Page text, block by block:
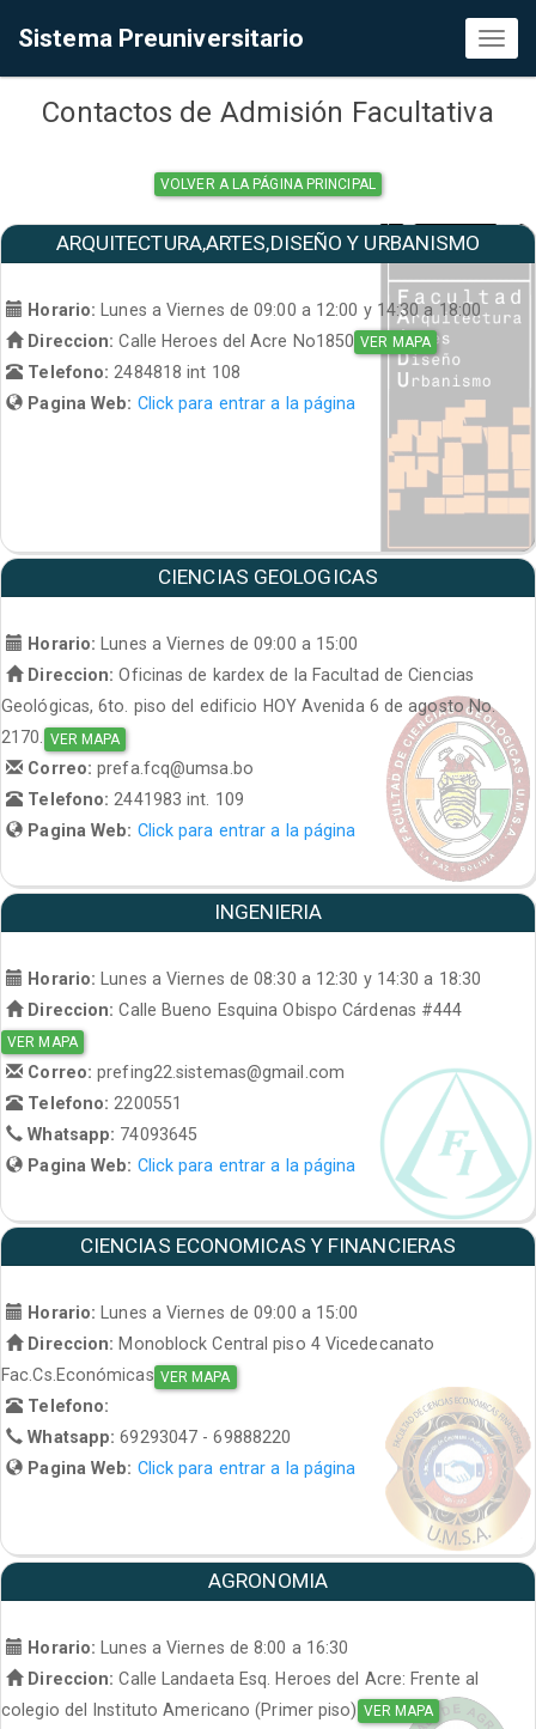
Sistema Preuniversitario
Contactos de Admisión Facultativa
VOLVER A LA PÁGINA PRINCIPAL
ARQUITECTURA,ARTES,DISEÑO Y URBANISMO
Horario:
Lunes a Viernes de 09:00 a 12:00 y 14:30 a 18:00
Direccion: Calle Heroes del Acre No1850 VER MAPA
Telefono: 2484818 int 108
Pagina Web: Click para entrar a la página
CIENCIAS GEOLOGICAS
Horario: Lunes a Viernes de 09:00 a 15:00
Direccion: Oficinas de kardex de la Facultad de Ciencias
Geológicas, 6to. piso del edificio HOY Avenida 6 de agosto No.
2170. VER MAPA
Correo:prefa.fcq@umsa.bo
Telefono:2441983 int. 109
Pagina Web: Click para entrar a la página
INGENIERIA
Horario:
Lunes a Viernes de 08:30 a 12:30 y 14:30 a 18:30
Direccion: Calle Bueno Esquina Obispo Cárdenas #444
VER MAPA
Correo:prefing22.sistemas@gmail.com
Telefono: 2200551
Whatsapp: 74093645
Pagina Web: Click para entrar a la página
CIENCIAS ECONOMICAS Y FINANCIERAS
Horario: Lunes a Viernes de 09:00 a 15:00
Direccion: Monoblock Central piso 4 Vicedecanato
Fac.Cs.Económicas VER MAPA
Telefono:
Whatsapp:69293047 - 69888220
Pagina Web: Click para entrar a la página
AGRONOMIA
Horario:
Lunes a Viernes de 8:00 a 16:30
Direccion: Calle Landaeta Esq. Heroes del Acre: Frente al
colegio del Instituto Americano (Primer piso) VER MAPA